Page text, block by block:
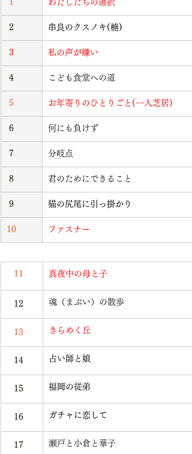
1 わたしたちの選択
2 串良のクスノキ(楠)
3 私の声が嫌い
4 こども食堂への道
5 お年寄りのひとりごと(一人芝居)
6 何にも負けず
7 分岐点
8 君のためにできること
9 猫の尻尾に引っ掛かり
10 ファスナー
   11
真夜中の母と子
   12
魂（まぶい）の散歩
   13
きらめく丘
   14
占い師と娘
   15
福岡の従弟
   16
ガチャに恋して
   17
瀬戸と小倉と華子